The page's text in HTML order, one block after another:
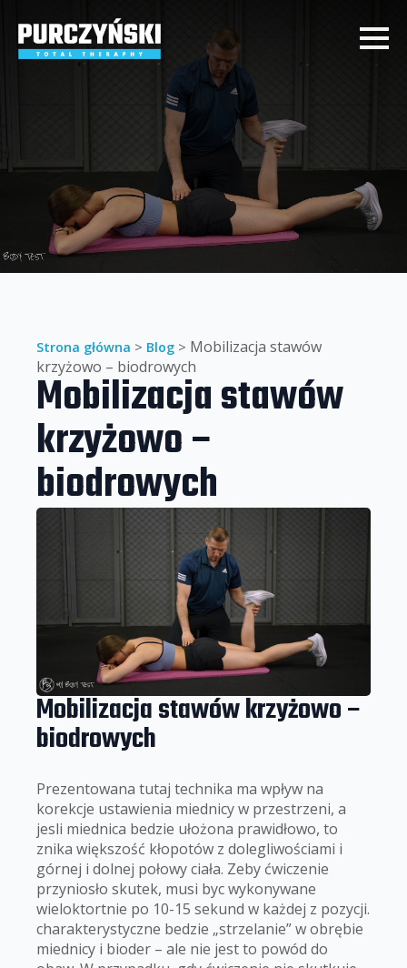
Strona główna > Blog > Mobilizacja stawów
krzyżowo – biodrowych
Mobilizacja stawów
krzyżowo –
biodrowych
Mobilizacja stawów krzyżowo –
biodrowych
Prezentowana tutaj technika ma wpływ na
korekcje ustawienia miednicy w przestrzeni, a
jesli miednica bedzie ułożona prawidłowo, to
znika większość kłopotów z dolegliwościami i
górnej i dolnej połowy ciała. Zeby ćwiczenie
przyniosło skutek, musi byc wykonywane
wieloktortnie po 10-15 sekund w każdej z pozycji.
charakterystyczne bedzie „strzelanie” w obrębie
miednicy i bioder – ale nie jest to powód do